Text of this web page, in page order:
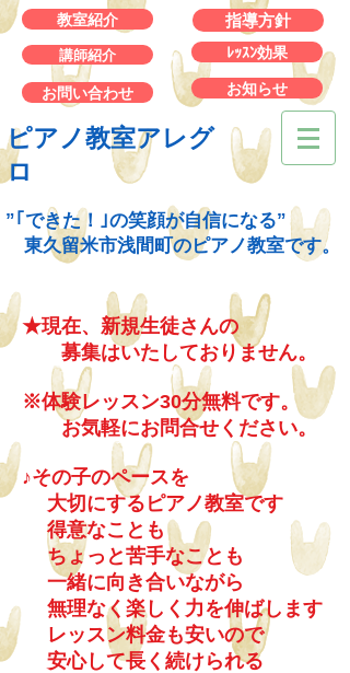
教室紹介 指導方針
講師紹介
ﾚｯｽﾝ効果
お問い合わせ
お知らせ
ピアノ教室アレグ
ロ
”｢できた！｣の笑顔が自信になる”
東久留米市浅間町のピアノ教室です。
★現在、新規生徒さんの
募集はいたしておりません。
※体験レッスン30分無料です。
お気軽にお問合せください。
♪その子のペースを
大切にするピアノ教室です
得意なことも
ちょっと苦手なことも
一緒に向き合いながら
無理なく楽しく力を伸ばします
レッスン料金も安いので
安心して長く続けられる